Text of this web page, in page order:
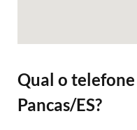
Qual o telefone
Pancas/ES?